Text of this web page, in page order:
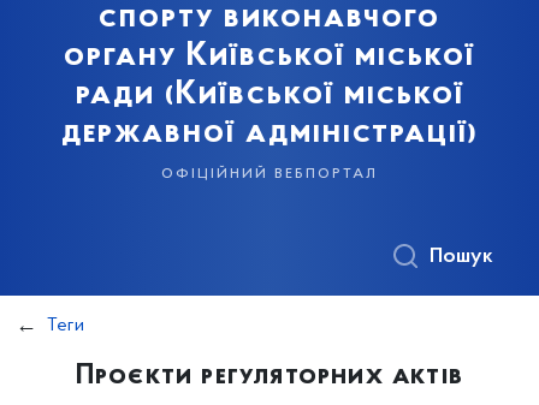
спорту виконавчого
органу Київської міської
ради (Київської міської
державної адміністрації)
офіційний вебпортал
Пошук
Теги
Проєкти регуляторних актів